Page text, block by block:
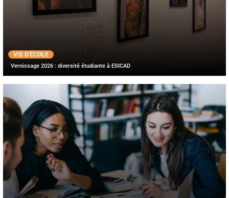
VIE D'ÉCOLE
Vernissage 2026 : diversité étudiante à ESICAD